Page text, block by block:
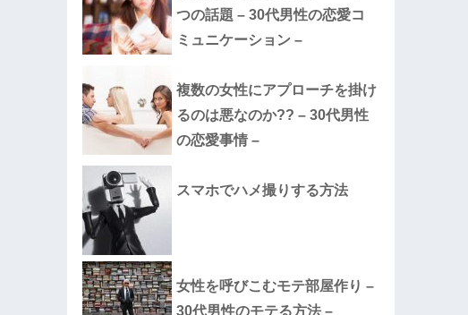
つの話題 – 30代男性の恋愛コ
ミュニケーション –
複数の女性にアプローチを掛け
るのは悪なのか?? – 30代男性
の恋愛事情 –
スマホでハメ撮りする方法
女性を呼びこむモテ部屋作り –
30代男性のモテる方法 –